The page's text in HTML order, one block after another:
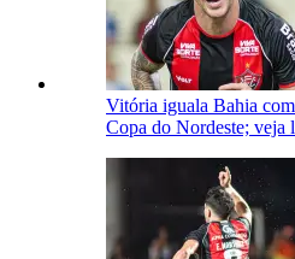
Vitória iguala Bahia
Copa do Nordeste; veja